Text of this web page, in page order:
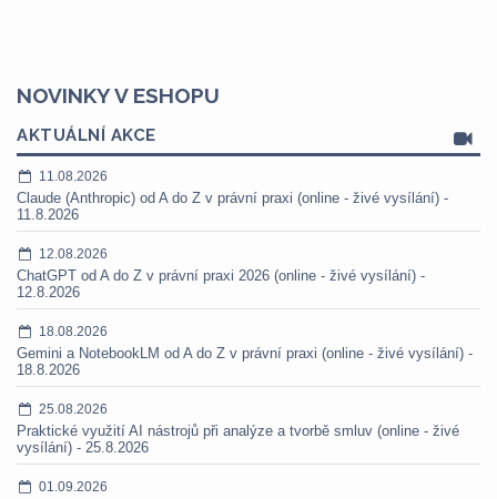
NOVINKY V ESHOPU
AKTUÁLNÍ AKCE
11.08.2026
Claude (Anthropic) od A do Z v právní praxi (online - živé vysílání) -
11.8.2026
12.08.2026
ChatGPT od A do Z v právní praxi 2026 (online - živé vysílání) -
12.8.2026
18.08.2026
Gemini a NotebookLM od A do Z v právní praxi (online - živé vysílání) -
18.8.2026
25.08.2026
Praktické využití AI nástrojů při analýze a tvorbě smluv (online - živé
vysílání) - 25.8.2026
01.09.2026